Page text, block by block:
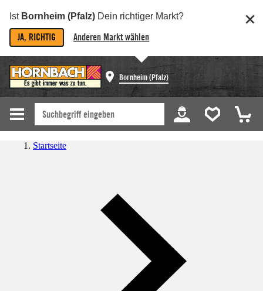
Ist Bornheim (Pfalz) Dein richtiger Markt?
JA, RICHTIG Anderen Markt wählen
Bornheim (Pfalz)
Startseite